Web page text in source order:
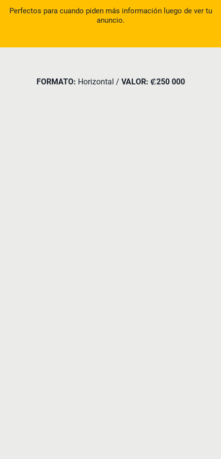
Perfectos para cuando piden más información luego de ver tu
anuncio.
FORMATO: Horizontal / VALOR: ₡250 000